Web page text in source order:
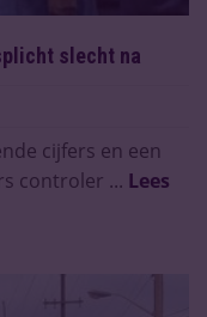
slecht na
cijfers en een
controler ... Lees